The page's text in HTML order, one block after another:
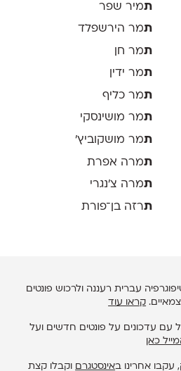
תמיר שפר
תמר הירשפלד
תמר חן
תמר ידין
תמר כליף
תמר מושינסקי
תמר מושקוביץ'
תמרה אפרת
תמרה צ׳נגרי
תרזה בן־פורת
עברית רעננה ולרכוש פונטים
קראו עוד
עם עדכונים על פונטים חדשים ועל
כאן
, עקבו אחרינו באינסטגרם וקבלו קצת